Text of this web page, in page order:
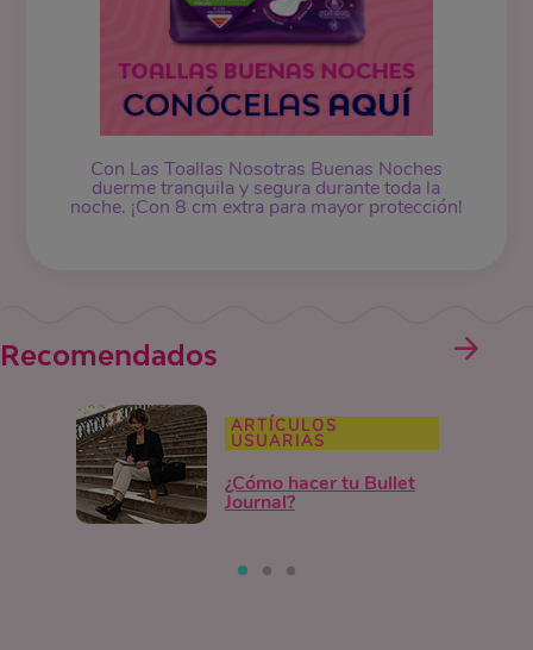
Con Las Toallas Nosotras Buenas Noches
duerme tranquila y segura durante toda la
noche. ¡Con 8 cm extra para mayor protección!
Recomendados
ARTÍCULOS
USUARIAS
¿Cómo hacer tu Bullet
Journal?